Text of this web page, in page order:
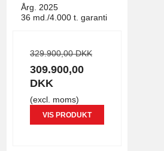
Årg. 2025
36 md./4.000 t. garanti
329.900,00 DKK
309.900,00
DKK
(excl. moms)
VIS PRODUKT